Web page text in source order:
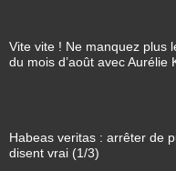
Vite vite ! Ne manquez plus
du mois d’août avec Aurélie
Habeas veritas : arrêter de
disent vrai (1/3)